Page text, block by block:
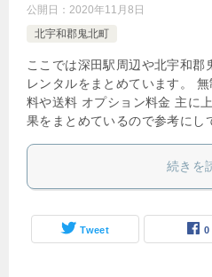
公開日： 2020年11月8日
北宇和郡鬼北町
ここでは深田駅周辺や北宇和
レンタルをまとめています。
料や送料 オプション料金 主に
果をまとめているので参考に
続きを
Tweet 0